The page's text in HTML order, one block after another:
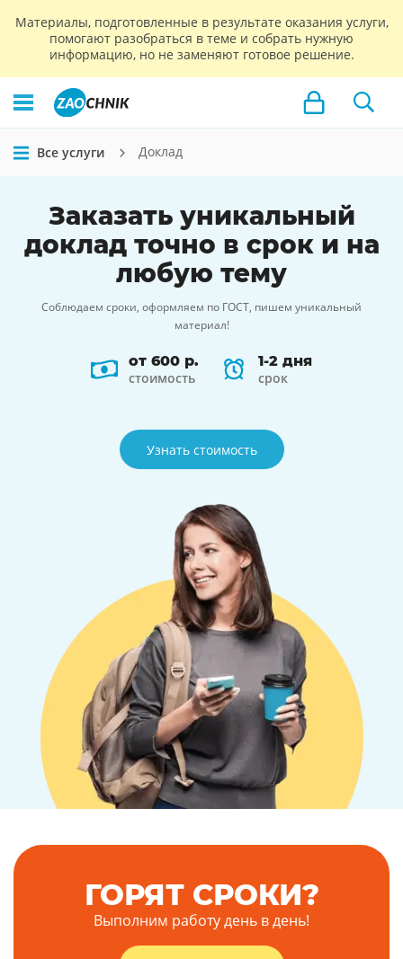
Материалы, подготовленные в результате оказания услуги,
помогают разобраться в теме и собрать нужную
информацию, но не заменяют готовое решение.
Все услуги Доклад
Заказать уникальный
докладточно в срок и на
любую тему
Соблюдаем сроки, оформляем по ГОСТ, пишем уникальный
материал!
от 600 р.
стоимость
1-2 дня
срок
Узнать стоимость
ГОРЯТ СРОКИ?
Выполним работу день в день!